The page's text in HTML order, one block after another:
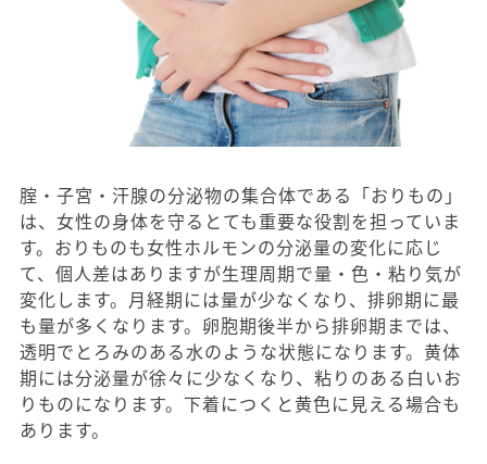
腟・子宮・汗腺の分泌物の集合体である「おりもの」
は、女性の身体を守るとても重要な役割を担っていま
す。おりものも女性ホルモンの分泌量の変化に応じ
て、個人差はありますが生理周期で量・色・粘り気が
変化します。月経期には量が少なくなり、排卵期に最
も量が多くなります。卵胞期後半から排卵期までは、
透明でとろみのある水のような状態になります。黄体
期には分泌量が徐々に少なくなり、粘りのある白いお
りものになります。下着につくと黄色に見える場合も
あります。